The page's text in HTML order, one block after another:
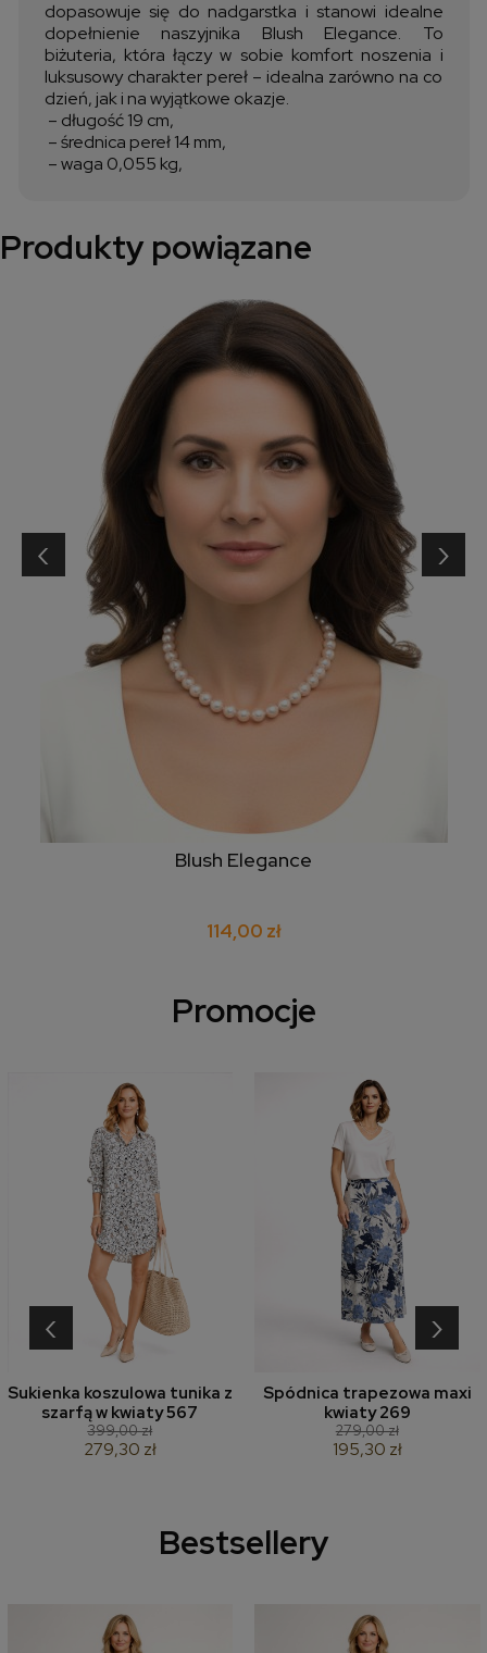
dopasowuje się do nadgarstka i stanowi idealne
dopełnienie naszyjnika Blush Elegance. To
biżuteria, która łączy w sobie komfort noszenia i
luksusowy charakter pereł – idealna zarówno na co
dzień, jak i na wyjątkowe okazje.
– długość 19 cm,
– średnica pereł 14 mm,
– waga 0,055 kg,
Produkty powiązane
Blush Elegance
114,00 zł
‹ ›
Promocje
Sukienka koszulowa tunika z
szarfą w kwiaty 567
399,00 zł
279,30 zł
Spódnica trapezowa maxi
kwiaty 269
279,00 zł
195,30 zł
‹ ›
Bestsellery